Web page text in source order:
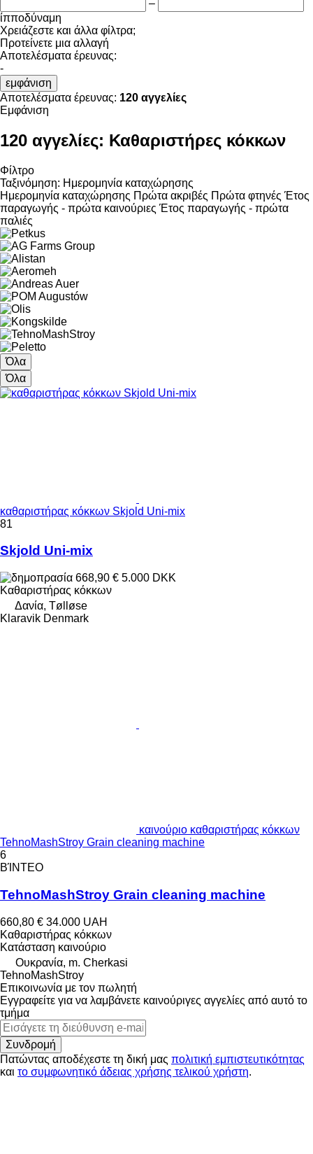
–
ίπποδύναμη
Χρειάζεστε και άλλα φίλτρα;
Προτείνετε μια αλλαγή
Αποτελέσματα έρευνας:
-
εμφάνιση
Αποτελέσματα έρευνας: 120 αγγελίες
Εμφάνιση
120 αγγελίες: Καθαριστήρες κόκκων
Φίλτρο
Ταξινόμηση: Ημερομηνία καταχώρησης
Ημερομηνία καταχώρησης Πρώτα ακριβές Πρώτα φτηνές Έτος
παραγωγής - πρώτα καινούριες Έτος παραγωγής - πρώτα
παλιές
Όλα
Όλα
καθαριστήρας κόκκων Skjold Uni-mix
81
Skjold Uni-mix
668,90 € 5.000 DKK
Καθαριστήρας κόκκων
Δανία, Tølløse
Klaravik Denmark
καινούριο καθαριστήρας κόκκων
TehnoMashStroy Grain cleaning machine
6
ΒΊΝΤΕΟ
TehnoMashStroy Grain cleaning machine
660,80 € 34.000 UAH
Καθαριστήρας κόκκων
Κατάσταση καινούριο
Ουκρανία, m. Cherkasi
TehnoMashStroy
Επικοινωνία με τον πωλητή
Εγγραφείτε για να λαμβάνετε καινούριγες αγγελίες από αυτό το
τμήμα
Συνδρομή
Πατώντας αποδέχεστε τη δική μας πολιτική εμπιστευτικότητας
και το συμφωνητικό άδειας χρήσης τελικού χρήστη.